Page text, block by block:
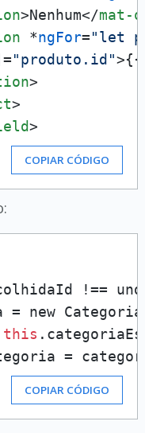
>Nenhum</mat-
*ngFor="let
"produto.id">
>
>
>
COPIAR CÓDIGO
!==
= new
this
=
COPIAR CÓDIGO